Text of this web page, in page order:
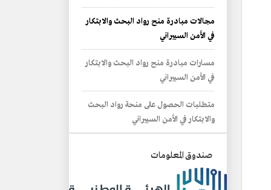
مجالات مبادرة منح رواد البحث والابتكار
في الأمن السيبراني
مسارات مبادرة منح رواد البحث والابتكار
في الأمن السيبراني
متطلبات الحصول على منحة رواد البحث
والابتكار في الأمن السيبراني
صندوق المعلومات